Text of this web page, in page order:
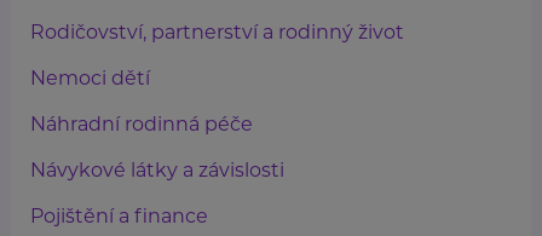
Rodičovství, partnerství a rodinný život
Nemoci dětí
Náhradní rodinná péče
Návykové látky a závislosti
Pojištění a finance